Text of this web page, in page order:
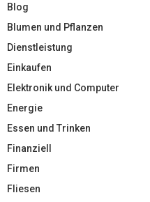
Blog
Blumen und Pflanzen
Dienstleistung
Einkaufen
Elektronik und Computer
Energie
Essen und Trinken
Finanziell
Firmen
Fliesen